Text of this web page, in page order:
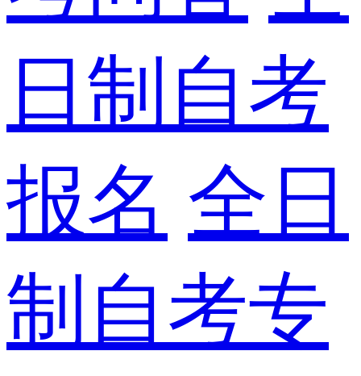
日制自考
报名 全日
制自考专